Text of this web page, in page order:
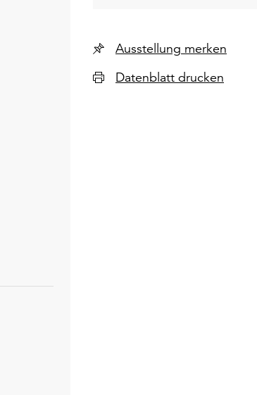
Ausstellung merken
Datenblatt drucken